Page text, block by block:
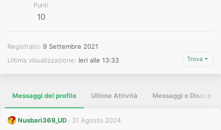
Punti
10
Registrato
9 Settembre 2021
Ultima visualizzazione
Ieri alle 13:33 Trova
Messaggi del profilo Ultime Attività Messaggi e
Nusbari369_UD 31 Agosto 2024